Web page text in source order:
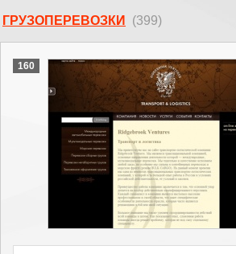
ГРУЗОПЕРЕВОЗКИ (399)
160